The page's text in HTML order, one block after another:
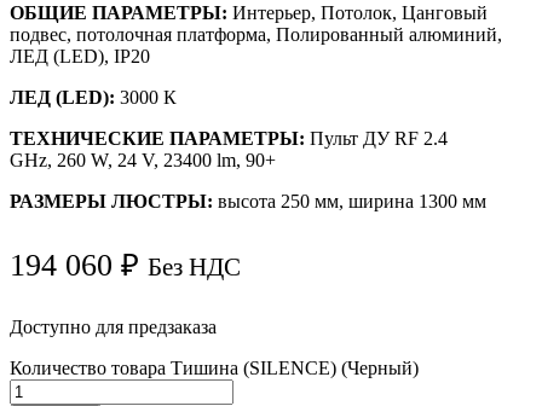
ОБЩИЕ ПАРАМЕТРЫ: Интерьер, Потолок, Цанговый
подвес, потолочная платформа, Полированный алюминий,
ЛЕД (LED), IP20
ЛЕД (LED): 3000 К
ТЕХНИЧЕСКИЕ ПАРАМЕТРЫ: Пульт ДУ RF 2.4
GHz, 260 W, 24 V, 23400 lm, 90+
РАЗМЕРЫ ЛЮСТРЫ: высота 250 мм, ширина 1300 мм
194 060 ₽ Без НДС
Доступно для предзаказа
Количество товара Тишина (SILENCE) (Черный)